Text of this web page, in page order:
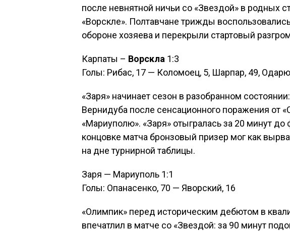
после невнятной ничьи со «Звездой» в родных
«Ворскле». Полтавчане трижды
обороне хозяева и перекрыли стартовый
Карпаты – Ворскла 1:3
Голы: Рибас, 17 — Коломоец, 5, Шарпар, 49,
«Заря» начинает сезон в разобранном
Вернидуба после сенсационного поражения от
«Мариуполю». «Заря» отыгралась за 20 минут до
концовке матча бронзовый призер мог как
на дне турнирной таблицы.
Заря — Мариуполь 1:1
Голы: Опанасенко, 70 — Яворский, 16
«Олимпик» перед историческим дебютом в
впечатлил в матче со «Звездой: за 90 минут